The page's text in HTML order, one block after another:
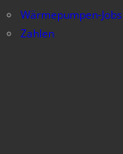
Wärmepumpen-Jobs
Zahlen